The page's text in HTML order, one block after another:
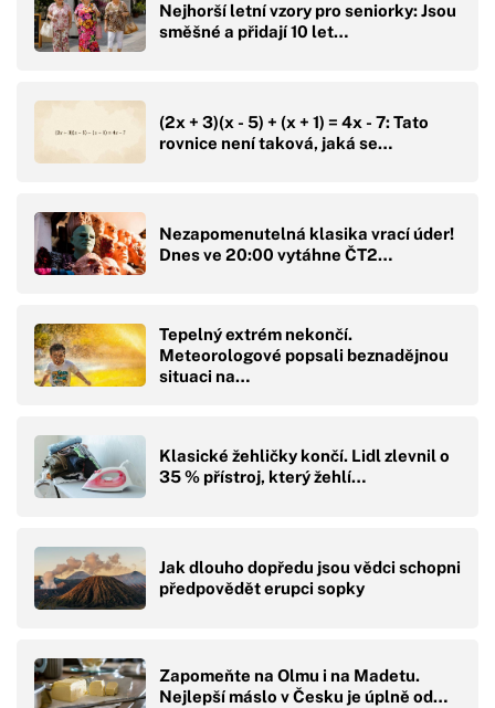
Nejhorší letní vzory pro seniorky: Jsou
směšné a přidají 10 let…
(2x + 3)(x - 5) + (x + 1) = 4x - 7: Tato
rovnice není taková, jaká se…
Nezapomenutelná klasika vrací úder!
Dnes ve 20:00 vytáhne ČT2…
Tepelný extrém nekončí.
Meteorologové popsali beznadějnou
situaci na…
Klasické žehličky končí. Lidl zlevnil o
35 % přístroj, který žehlí…
Jak dlouho dopředu jsou vědci schopni
předpovědět erupci sopky
Zapomeňte na Olmu i na Madetu.
Nejlepší máslo v Česku je úplně od…